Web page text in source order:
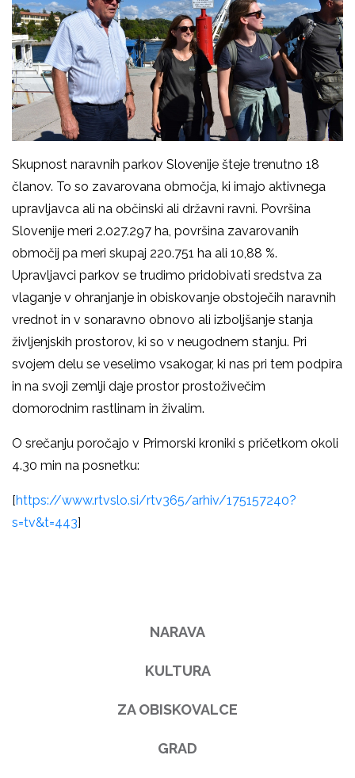
Skupnost naravnih parkov Slovenije šteje trenutno 18
članov. To so zavarovana območja, ki imajo aktivnega
upravljavca ali na občinski ali državni ravni. Površina
Slovenije meri 2.027.297 ha, površina zavarovanih
območij pa meri skupaj 220.751 ha ali 10,88 %.
Upravljavci parkov se trudimo pridobivati sredstva za
vlaganje v ohranjanje in obiskovanje obstoječih naravnih
vrednot in v sonaravno obnovo ali izboljšanje stanja
življenjskih prostorov, ki so v neugodnem stanju. Pri
svojem delu se veselimo vsakogar, ki nas pri tem podpira
in na svoji zemlji daje prostor prostoživečim
domorodnim rastlinam in živalim.
O srečanju poročajo v Primorski kroniki s pričetkom okoli
4.30 min na posnetku:
[https://www.rtvslo.si/rtv365/arhiv/175157240?
s=tv&t=443]
NARAVA
KULTURA
ZA OBISKOVALCE
GRAD